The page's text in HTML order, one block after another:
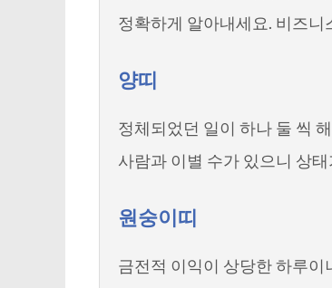
정확하게 알아내세요. 비즈
양띠
정체되었던 일이 하나 둘 씩
사람과 이별 수가 있으니 상
원숭이띠
금전적 이익이 상당한 하루